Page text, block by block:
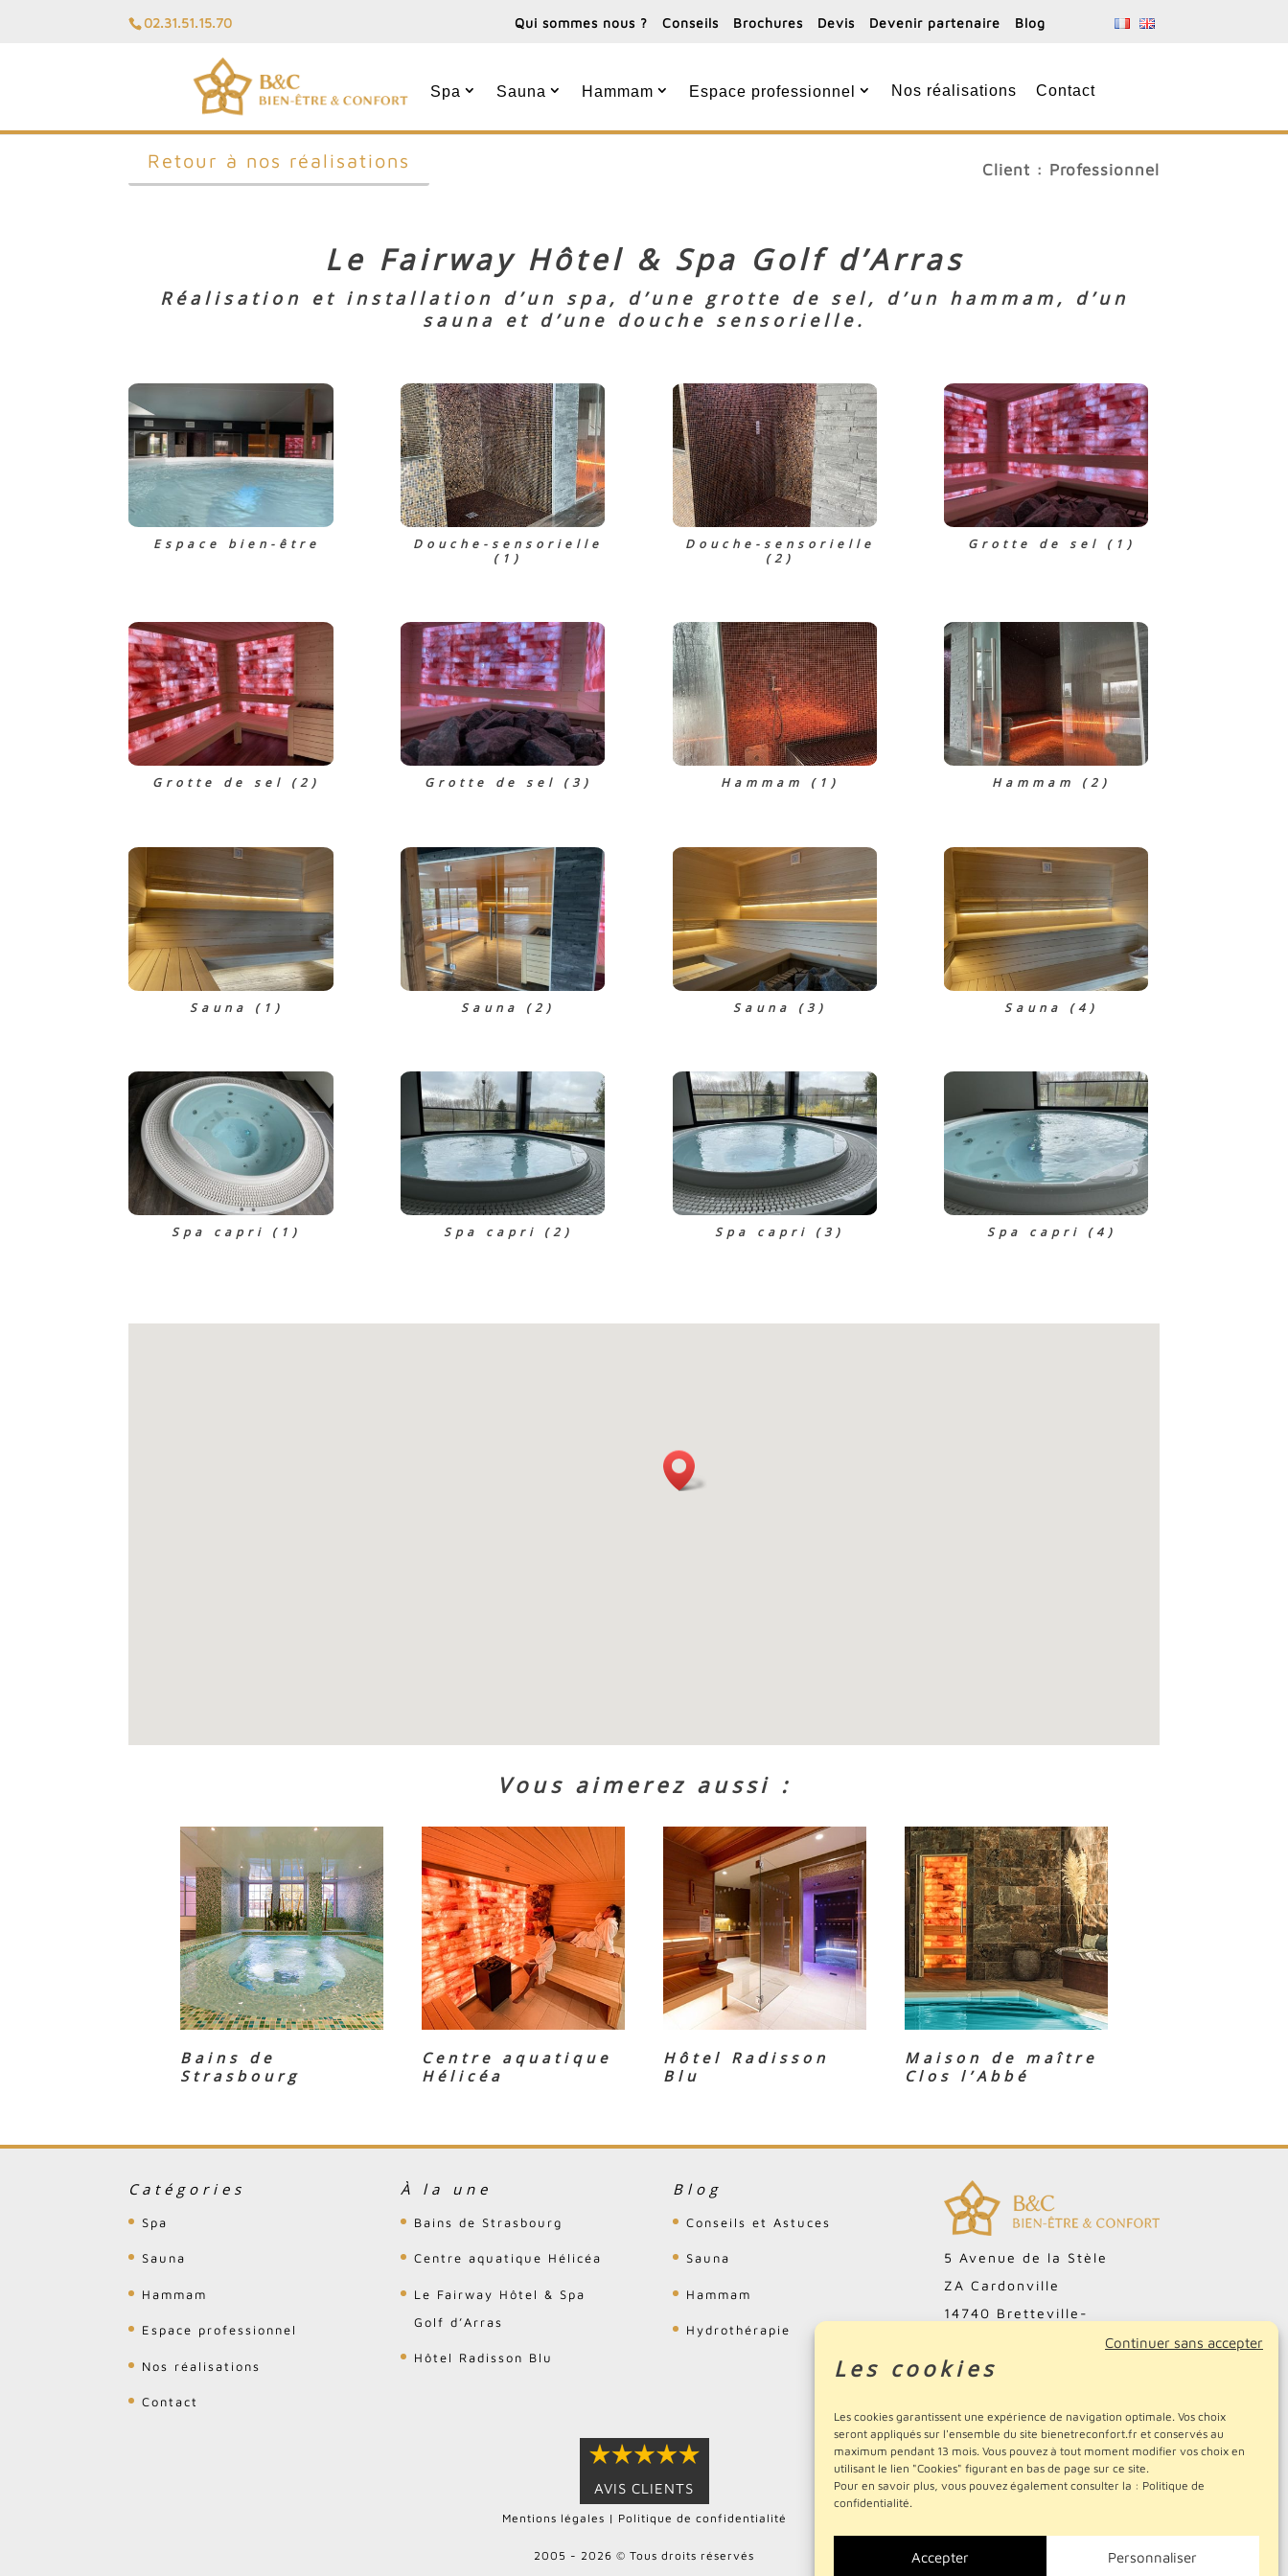
Les cookies
Les cookies garantissent une expérience de navigation optimale. Vos choix
seront appliqués sur l'ensemble du site bienetreconfort.fr et conservés au
maximum pendant 13 mois. Vous pouvez à tout moment modifier vos choix en
utilisant le lien "Cookies" figurant en bas de page sur ce site.
Pour en savoir plus, vous pouvez également consulter la : Politique de
confidentialité.
Accepter
Continuer sans accepter
Personnaliser
02.31.51.15.70 Qui sommes nous ? Conseils Brochures Devis Devenir partenaire Blog
Spa Sauna Hammam Espace professionnel Nos réalisations Contact
Retour à nos réalisations Client : Professionnel
Le Fairway Hôtel & Spa Golf d’Arras
Réalisation et installation d’un spa, d’une grotte de sel, d’un hammam, d’un
sauna et d’une douche sensorielle.
Espace bien-être
Douche-sensorielle
(1)
Douche-sensorielle
(2)
Grotte de sel (1)
Grotte de sel (2) Grotte de sel (3) Hammam (1) Hammam (2)
Sauna (1) Sauna (2) Sauna (3) Sauna (4)
Spa capri (1) Spa capri (2) Spa capri (3) Spa capri (4)
Vous aimerez aussi :
Bains de
Strasbourg
Centre aquatique
Hélicéa
Hôtel Radisson
Blu
Maison de maître
Clos l’Abbé
Catégories
Spa
Sauna
Hammam
Espace professionnel
Nos réalisations
Contact
À la une
Bains de Strasbourg
Centre aquatique Hélicéa
Le Fairway Hôtel & Spa
Golf d’Arras
Hôtel Radisson Blu
Blog
Conseils et Astuces
Sauna
Hammam
Hydrothérapie
5 Avenue de la Stèle
ZA Cardonville
14740 Bretteville-
FRANCE
AVIS CLIENTS
Mentions légales | Politique de confidentialité
2005 - 2026 © Tous droits réservés